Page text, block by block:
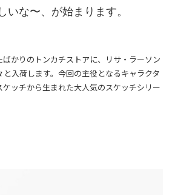
いな〜、が始まります。
ばかりのトンカチストアに、リサ・ラーソン
入荷します。今回の主役となるキャラクタ
ッチから生まれた大人気のスケッチシリー